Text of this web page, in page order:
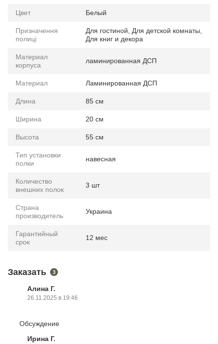
Цвет Белый
Призначення
полиці
Для гостиной, Для детской комнаты,
Для книг и декора
Материал
корпуса
ламинированная ДСП
Материал Ламинированная ДСП
Длина 85 см
Ширина 20 см
Высота 55 см
Тип установки
полки
навесная
Количество
внешних полок
3 шт
Страна
производитель
Украина
Гарантийный
срок
12 мес
Заказать 3
Алина Г.
26.11.2025 в 19:46
Обсуждение
Ирина Г.